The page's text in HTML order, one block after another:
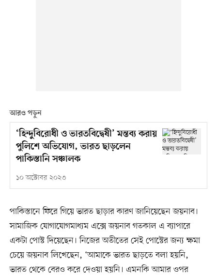
আরও পড়ুন
‘হিন্দুবিরোধী ও ভারতবিদ্বেষী’ মন্তব্য করায়
পুলিশে অভিযোগ, ভারত ছাড়লেন
পাকিস্তানি সঞ্চালক
১০ অক্টোবর ২০২৩
পাকিস্তানে ফিরে গিয়ে ভারত ছাড়ার কারণ জানিয়েছেন জয়নাব।
সামাজিক যোগাযোগমাধ্যম এক্সে জয়নাব গতকাল এ ব্যাপারে
একটা পোস্ট দিয়েছেন। নিজের অতীতের সেই পোস্টের জন্য ক্ষমা
চেয়ে জয়নাব লিখেছেন, ‘আমাকে ভারত ছাড়তে বলা হয়নি,
ভারত থেকে বেরও করে দেওয়া হয়নি। এমনকি আমার ওপর